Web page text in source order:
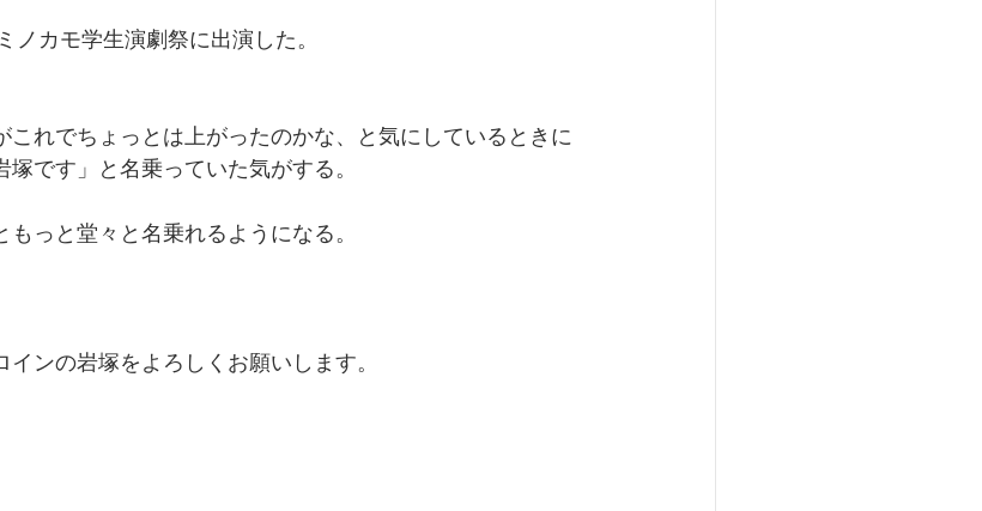
ノカモ学生演劇祭に出演した。
これでちょっとは上がったのかな、と気にしているときに
です」と名乗っていた気がする。
っと堂々と名乗れるようになる。
ンの岩塚をよろしくお願いします。